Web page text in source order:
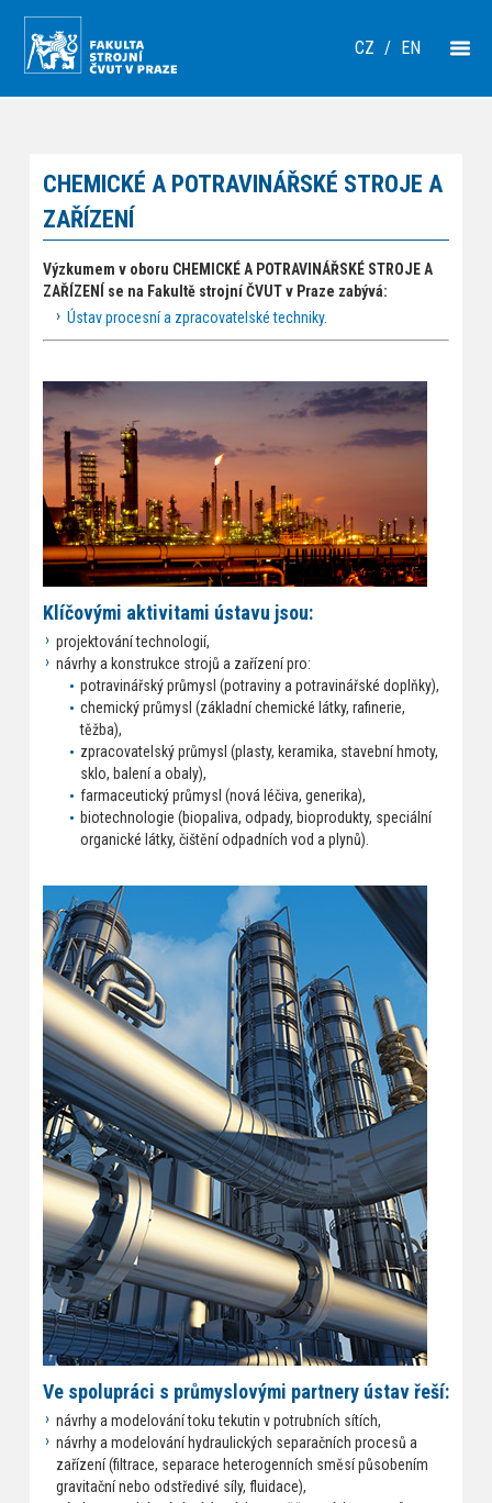
CZ / EN
CHEMICKÉ A POTRAVINÁŘSKÉ STROJE A
ZAŘÍZENÍ
Výzkumem v oboru CHEMICKÉ A POTRAVINÁŘSKÉ STROJE A
ZAŘÍZENÍ se na Fakultě strojní ČVUT v Praze zabývá:
Ústav procesní a zpracovatelské techniky.
Klíčovými aktivitami ústavu jsou:
projektování technologií,
návrhy a konstrukce strojů a zařízení pro:
potravinářský průmysl (potraviny a potravinářské doplňky),
chemický průmysl (základní chemické látky, rafinerie,
těžba),
zpracovatelský průmysl (plasty, keramika, stavební hmoty,
sklo, balení a obaly),
farmaceutický průmysl (nová léčiva, generika),
biotechnologie (biopaliva, odpady, bioprodukty, speciální
organické látky, čištění odpadních vod a plynů).
Ve spolupráci s průmyslovými partnery ústav řeší:
návrhy a modelování toku tekutin v potrubních sítích,
návrhy a modelování hydraulických separačních procesů a
zařízení (filtrace, separace heterogenních směsí působením
gravitační nebo odstředivé síly, fluidace),